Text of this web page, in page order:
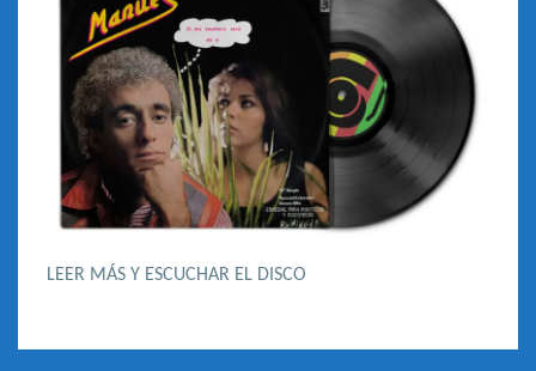
LEER MÁS Y ESCUCHAR EL DISCO